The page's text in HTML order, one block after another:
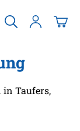
in Taufers,